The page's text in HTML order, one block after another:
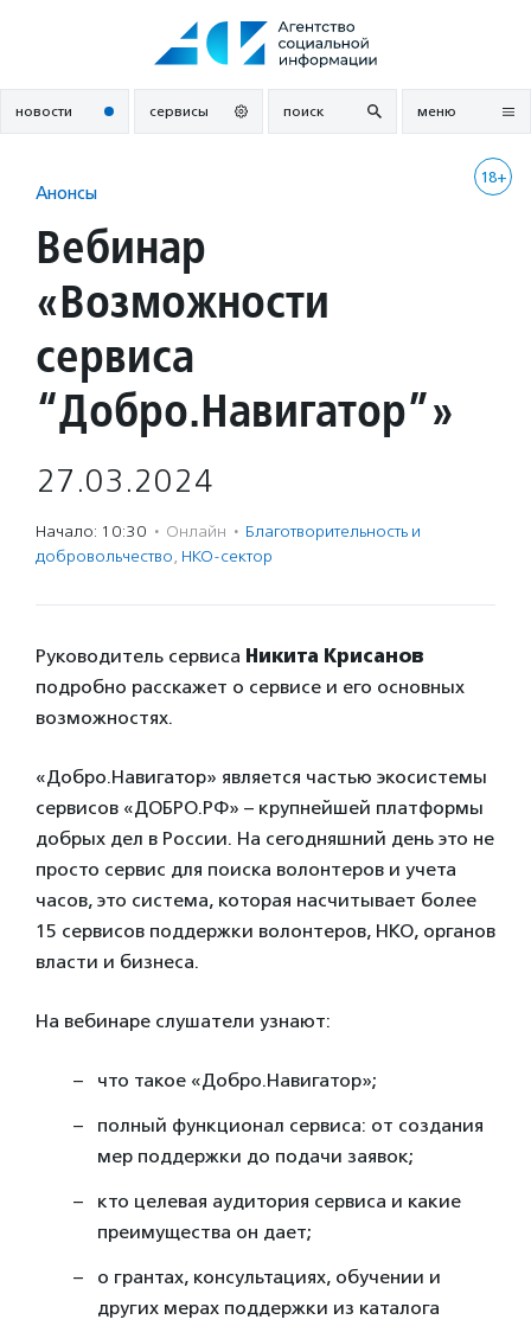
новости сервисы поиск меню
18+
Анонсы
Вебинар
«Возможности
сервиса
“Добро.Навигатор”»
27.03.2024
Начало: 10:30 · Онлайн · Благотвори­тель­ность и
доброволь­чест­во, НКО-сектор
Руководитель сервиса Никита Крисанов
подробно расскажет о сервисе и его основных
возможностях.
«Добро.Навигатор» является частью экосистемы
сервисов «ДОБРО.РФ» – крупнейшей платформы
добрых дел в России. На сегодняшний день это не
просто сервис для поиска волонтеров и учета
часов, это система, которая насчитывает более
15 сервисов поддержки волонтеров, НКО, органов
власти и бизнеса.
На вебинаре слушатели узнают:
что такое «Добро.Навигатор»;
полный функционал сервиса: от создания
мер поддержки до подачи заявок;
кто целевая аудитория сервиса и какие
преимущества он дает;
о грантах, консультациях, обучении и
других мерах поддержки из каталога